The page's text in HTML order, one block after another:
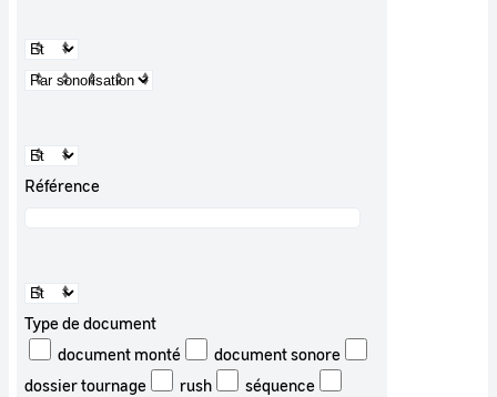
Référence
Type de document
document monté
document sonore
dossier tournage
rush
séquence